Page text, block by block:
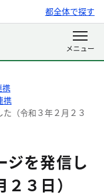
都全体で探す
携
携
（令和３年２月２３
ジを発信し
３日）